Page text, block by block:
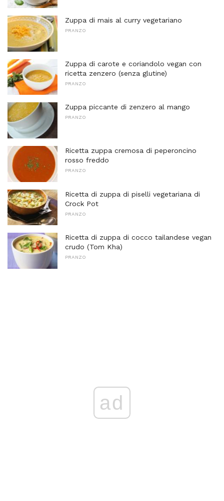
Zuppa di mais al curry vegetariano
PRANZO
Zuppa di carote e coriandolo vegan con
ricetta zenzero (senza glutine)
PRANZO
Zuppa piccante di zenzero al mango
PRANZO
Ricetta zuppa cremosa di peperoncino
rosso freddo
PRANZO
Ricetta di zuppa di piselli vegetariana di
Crock Pot
PRANZO
Ricetta di zuppa di cocco tailandese vegan
crudo (Tom Kha)
PRANZO
ad